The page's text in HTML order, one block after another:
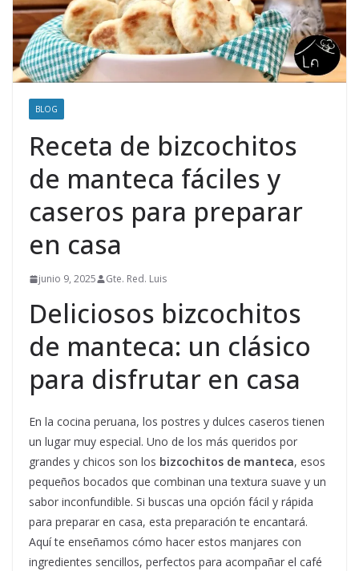
BLOG
Receta de bizcochitos
de manteca fáciles y
caseros para preparar
en casa
junio 9, 2025 Gte. Red. Luis
Deliciosos bizcochitos
de manteca: un clásico
para disfrutar en casa
En la cocina peruana, los postres y dulces caseros tienen
un lugar muy especial. Uno de los más queridos por
grandes y chicos son los bizcochitos de manteca, esos
pequeños bocados que combinan una textura suave y un
sabor inconfundible. Si buscas una opción fácil y rápida
para preparar en casa, esta preparación te encantará.
Aquí te enseñamos cómo hacer estos manjares con
ingredientes sencillos, perfectos para acompañar el café